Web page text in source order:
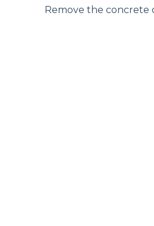
Remove the concrete